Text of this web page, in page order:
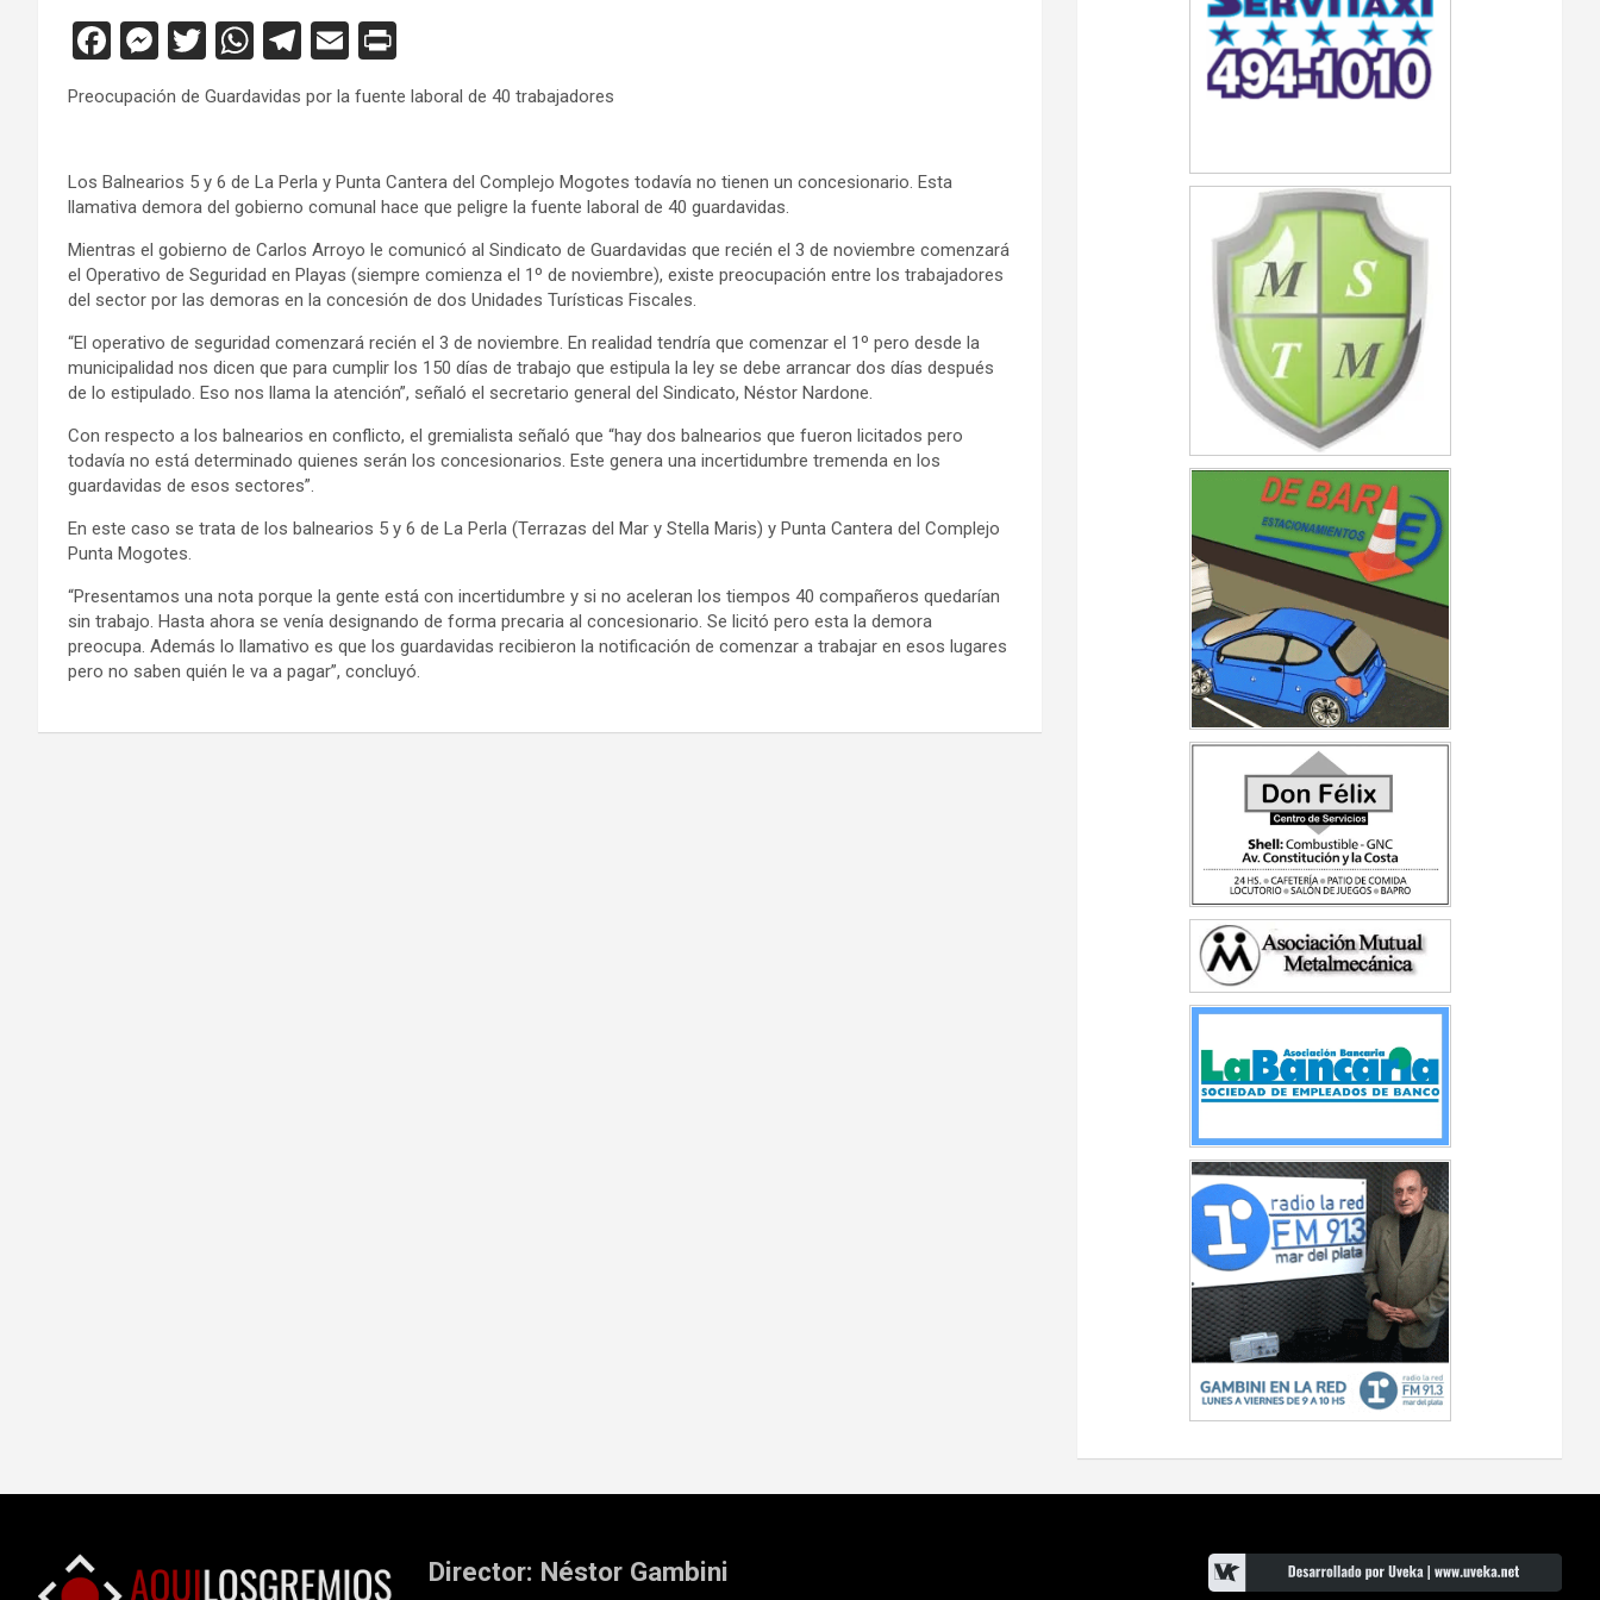
F
ce
o
k
M
es
se
g
er
T
wi
tt
W
h
at
A
p
p
T
e
a
m
E
m
ail
in
tF
e
dl
y
Preocupación de Guardavidas por la fuente laboral de 40 trabajadores
Los Balnearios 5 y 6 de La Perla y Punta Cantera del Complejo Mogotes todavía no tienen un concesionario. Esta
llamativa demora del gobierno comunal hace que peligre la fuente laboral de 40 guardavidas.
Mientras el gobierno de Carlos Arroyo le comunicó al Sindicato de Guardavidas que recién el 3 de noviembre comenzará
el Operativo de Seguridad en Playas (siempre comienza el 1º de noviembre), existe preocupación entre los trabajadores
del sector por las demoras en la concesión de dos Unidades Turísticas Fiscales.
“El operativo de seguridad comenzará recién el 3 de noviembre. En realidad tendría que comenzar el 1º pero desde la
municipalidad nos dicen que para cumplir los 150 días de trabajo que estipula la ley se debe arrancar dos días después
de lo estipulado. Eso nos llama la atención”, señaló el secretario general del Sindicato, Néstor Nardone.
Con respecto a los balnearios en conflicto, el gremialista señaló que “hay dos balnearios que fueron licitados pero
todavía no está determinado quienes serán los concesionarios. Este genera una incertidumbre tremenda en los
guardavidas de esos sectores”.
En este caso se trata de los balnearios 5 y 6 de La Perla (Terrazas del Mar y Stella Maris) y Punta Cantera del Complejo
Punta Mogotes.
“Presentamos una nota porque la gente está con incertidumbre y si no aceleran los tiempos 40 compañeros quedarían
sin trabajo. Hasta ahora se venía designando de forma precaria al concesionario. Se licitó pero esta la demora
preocupa. Además lo llamativo es que los guardavidas recibieron la notificación de comenzar a trabajar en esos lugares
pero no saben quién le va a pagar”, concluyó.
Director: Néstor Gambini